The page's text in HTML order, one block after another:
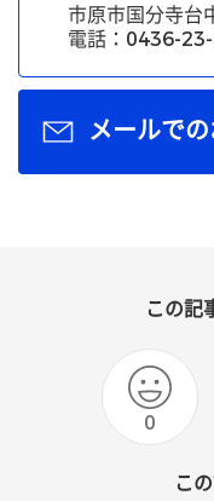
市原市国分寺台
電話：0436-
メールで
この記
0
こ